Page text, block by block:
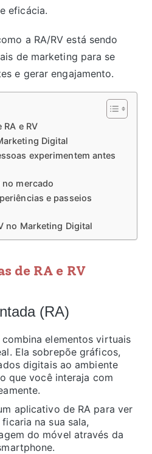
eficácia.
a RA/RV está sendo
de marketing para se
e gerar engajamento.
e RV
Digital
experimentem antes
mercado
e passeios
no Marketing Digital
de RA e RV
(RA)
combina elementos virtuais
Ela sobrepõe gráficos,
digitais ao ambiente
que você interaja com
aplicativo de RA para ver
na sua sala,
do móvel através da